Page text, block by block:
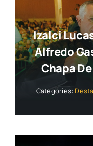
Izalci
Alfredo
Chapa
Categories: